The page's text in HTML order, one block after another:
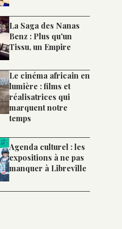
La Saga des Nanas
Benz : Plus qu'un
Tissu, un Empire
Le cinéma africain en
lumière : films et
réalisatrices qui
marquent notre
temps
Agenda culturel : les
expositions à ne pas
manquer à Libreville